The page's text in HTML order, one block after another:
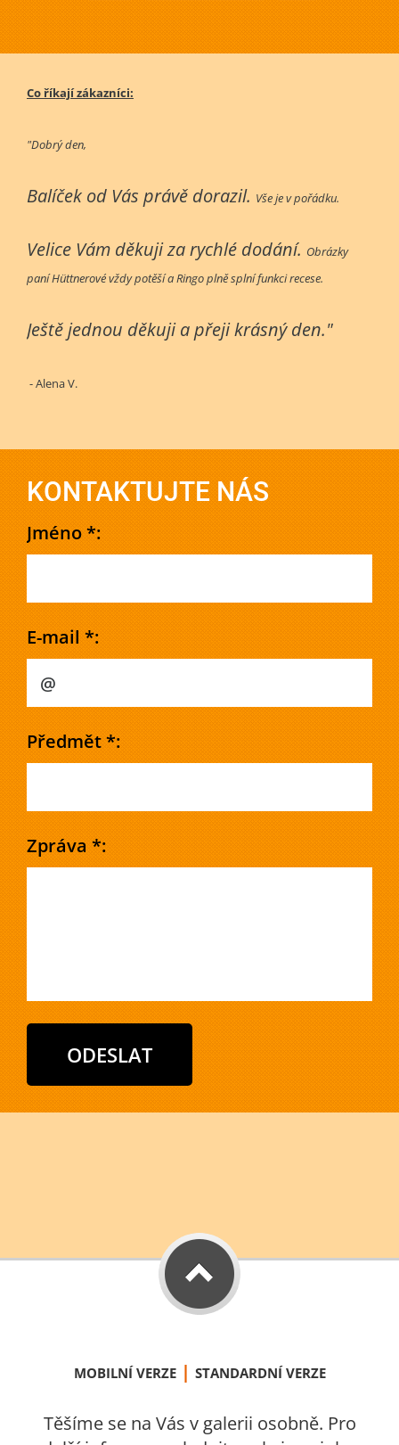
Co říkají zákazníci:
"Dobrý den,
Balíček od Vás právě dorazil. Vše je v pořádku.
Velice Vám děkuji za rychlé dodání. Obrázky
paní Hüttnerové vždy potěší a Ringo plně splní funkci recese.
Ještě jednou děkuji a přeji krásný den."
- Alena V.
KONTAKTUJTE NÁS
Jméno *:
E-mail *:
Předmět *:
Zpráva *:
MOBILNÍ VERZE | STANDARDNÍ VERZE
Těšíme se na Vás v galerii osobně. Pro